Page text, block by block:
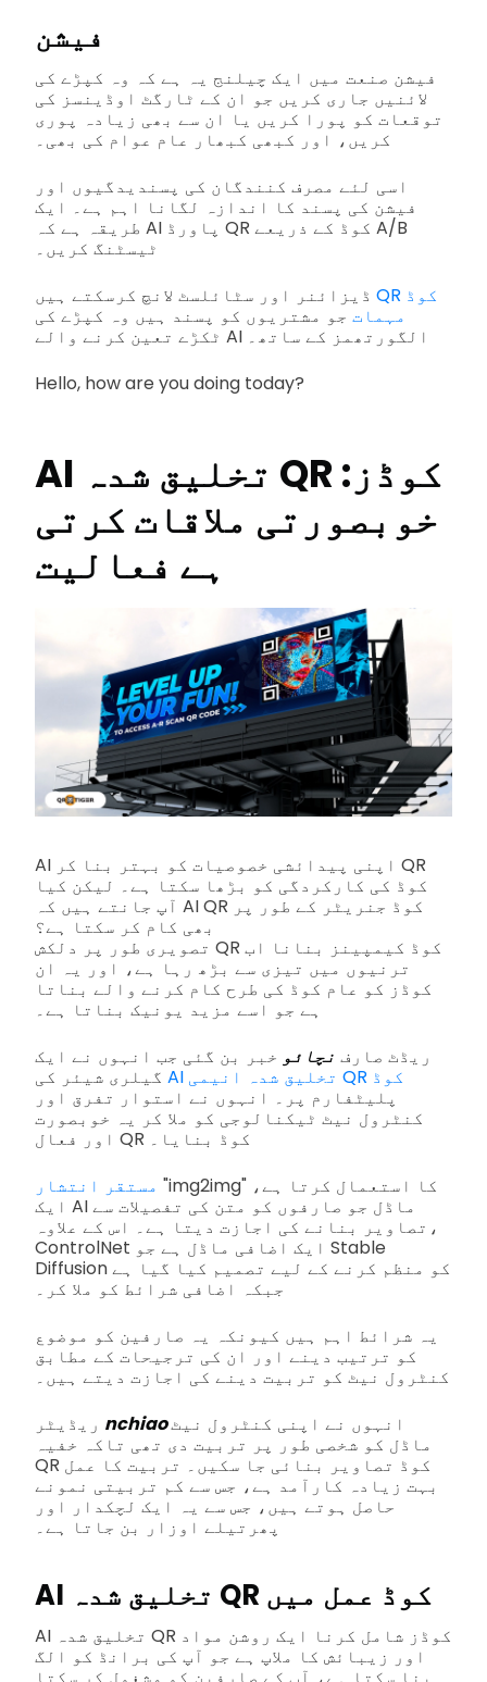
فیشن
فیشن صنعت میں ایک چیلنج یہ ہے کہ وہ کپڑے کی
لائنیں جاری کریں جو ان کے ٹارگٹ اوڈینسز کی
توقعات کو پورا کریں یا ان سے بھی زیادہ پوری
کریں، اور کبھی کبھار عام عوام کی بھی۔
اسی لئے مصرف کنندگان کی پسندیدگیوں اور
فیشن کی پسند کا اندازہ لگانا اہم ہے۔ ایک
طریقہ ہے کہ AI پاورڈ QR کوڈ کے ذریعے A/B
ٹیسٹنگ کریں۔
QR کوڈ
مہمات جو مشتریوں کو پسند ہیں وہ کپڑے کی
ٹکڑے تعین کرنے والے AI الگورتھمز کے ساتھ۔
Hello, how are you doing today?
AI تخلیق شدہ QR کوڈز:
خوبصورتی ملاقات کرتی
ہے فعالیت
AI اپنی پیدائشی خصوصیات کو بہتر بنا کر QR
کوڈ کی کارکردگی کو بڑھا سکتا ہے۔ لیکن کیا
آپ جانتے ہیں کہ AI QR کوڈ جنریٹر کے طور پر
بھی کام کر سکتا ہے؟
تصویری طور پر دلکش QR کوڈ کیمپینز بنانا اب
ترنیوں میں تیزی سے بڑھ رہا ہے، اور یہ ان
کوڈز کو عام کوڈ کی طرح کام کرنے والے بناتا
ہے جو اسے مزید یونیک بناتا ہے۔
ریڈٹ صارف نچائو خبر بن گئی جب انہوں نے ایک
AI تخلیق شدہ انیمی QR کوڈ
پلیٹفارم پر۔ انہوں نے استوار تفرق اور
کنٹرول نیٹ ٹیکنالوجی کو ملا کر یہ خوبصورت
اور فعال QR کوڈ بنایا۔
مستقر انتشار "img2img" کا استعمال کرتا ہے،
ایک AI ماڈل جو صارفوں کو متن کی تفصیلات سے
تصاویر بنانے کی اجازت دیتا ہے۔ اس کے علاوہ،
ControlNet ایک اضافی ماڈل ہے جو Stable
Diffusion کو منظم کرنے کے لیے تصمیم کیا گیا ہے
جبکہ اضافی شرائط کو ملا کر۔
یہ شرائط اہم ہیں کیونکہ یہ صارفین کو موضوع
کو ترتیب دینے اور ان کی ترجیحات کے مطابق
کنٹرول نیٹ کو تربیت دینے کی اجازت دیتے ہیں۔
nchiaoانہوں نے اپنی کنٹرول نیٹ
ماڈل کو شخصی طور پر تربیت دی تھی تاکہ خفیہ
QR کوڈ تصاویر بنائی جا سکیں۔ تربیت کا عمل
بہت زیادہ کارآمد ہے، جس سے کم تربیتی نمونے
حاصل ہوتے ہیں، جس سے یہ ایک لچکدار اور
پھرتیلے اوزار بن جاتا ہے۔
AI تخلیق شدہ QR کوڈ عمل میں
AI تخلیق شدہ QR کوڈز شامل کرنا ایک روشن مواد
اور زیبائش کا ملاپ ہے جو آپ کی برانڈ کو الگ
بنا سکتا ہے، آپ کے صارفین کو مشغول کر سکتا